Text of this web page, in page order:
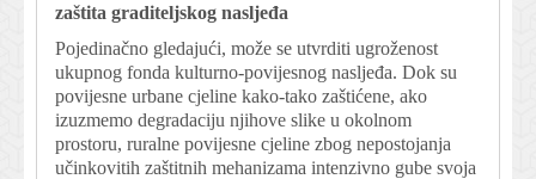
zaštita graditeljskog nasljeđa
Pojedinačno gledajući, može se utvrditi ugroženost
ukupnog fonda kulturno-povijesnog nasljeđa. Dok su
povijesne urbane cjeline kako-tako zaštićene, ako
izuzmemo degradaciju njihove slike u okolnom
prostoru, ruralne povijesne cjeline zbog nepostojanja
učinkovitih zaštitnih mehanizama intenzivno gube svoja